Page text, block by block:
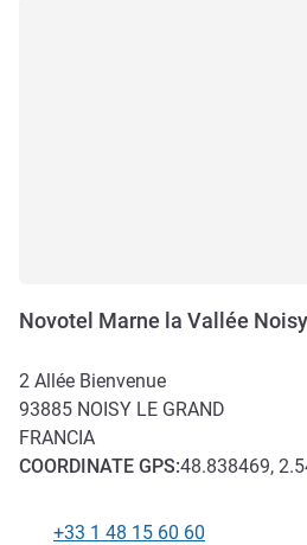
Novotel Marne la Vallée
2 Allée Bienvenue
93885 NOISY LE GRAND
FRANCIA
COORDINATE GPS:48.838469,
+33 1 48 15 60 60